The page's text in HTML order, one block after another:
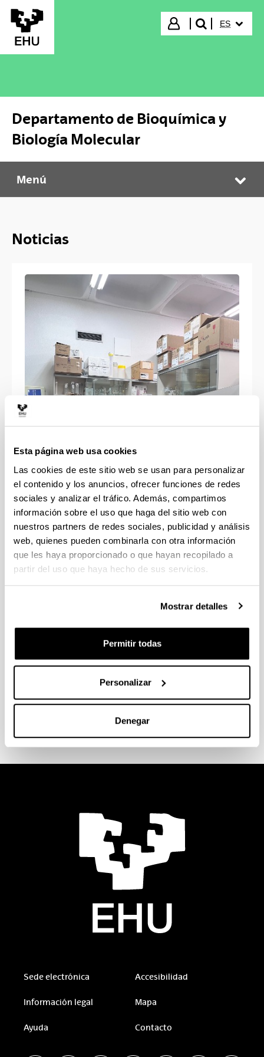
Esta página web usa cookies
Las cookies de este sitio web se usan para personalizar
el contenido y los anuncios, ofrecer funciones de redes
sociales y analizar el tráfico. Además, compartimos
información sobre el uso que haga del sitio web con
nuestros partners de redes sociales, publicidad y análisis
web, quienes pueden combinarla con otra información
que les haya proporcionado o que hayan recopilado a
partir del uso que haya hecho de sus servicios.
Mostrar detalles
Permitir todas
Personalizar
Denegar
Saltar al contenido principal
Iniciar sesión
buscar"
ES
Departamento de Bioquímica y
Biología Molecular
Departamento de Bioquímica y Biología Molecular
Menú
Noticias
Ciencia y Tecnologia / Itziar Alkorta Zientzia eta
Teknologia Fakultateko Dekano gisa aukeratuta
izan da
16.07.2026
Defensa de tesis doctoral Ana Rey
Sede electrónica Accesibilidad
Información legal Mapa
Ayuda Contacto